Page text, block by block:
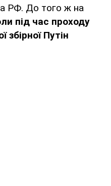
РФ. До того ж на
під час проходу
збірної Путін